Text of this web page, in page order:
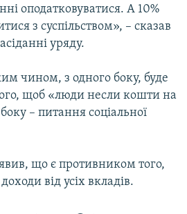
оподатковуватися. А 10%
з суспільством», – сказав
уряду.
чином, з одного боку, буде
щоб «люди несли кошти на
– питання соціальної
що є противником того,
від усіх вкладів.